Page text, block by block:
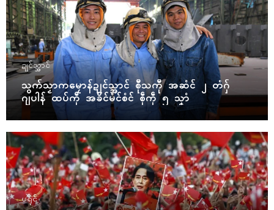
ဍုၚ်သ္အာၚ်
သွက်သၟာကမၠောန်ဍုၚ်သ္အာၚ် စီုသကီု အဆံၚ် ၂ တံဂှ်
ဂျပါန် ထပ်ကဵု အခိၚ်မံၚ်စံၚ် စဵုကဵု ၅ သၞာံ
ပရိုၚ်